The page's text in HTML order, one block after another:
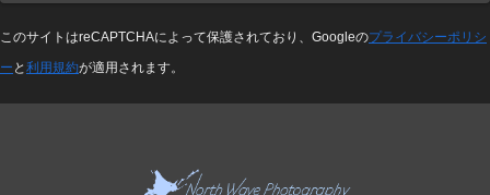
このサイトはreCAPTCHAによって保護されており、Googleのプライバシーポリシ
ー と 利用規約が適用されます。